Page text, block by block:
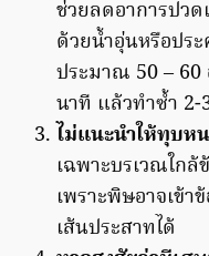
ช่วยลดอาการปว
ด้วยน้ำอุ่นหรือปร
ประมาณ 50 – 60
นาที แล้วทำซ้ำ 2-
ไม่แนะนำให้ทุบห
เฉพาะบรเวณใกล้
เพราะพิษอาจเข้า
เส้นประสาทได้